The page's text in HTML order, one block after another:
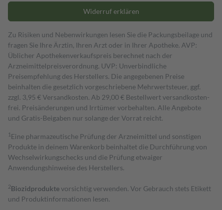
Widerruf erklären
Zu Risiken und Nebenwirkungen lesen Sie die Packungsbeilage und
fragen Sie Ihre Ärztin, Ihren Arzt oder in Ihrer Apotheke. AVP:
Üblicher Apothekenverkaufspreis berechnet nach der
Arzneimittelpreisverordnung. UVP: Unverbindliche
Preisempfehlung des Herstellers. Die angegebenen Preise
beinhalten die gesetzlich vorgeschriebene Mehrwertsteuer, ggf.
zzgl. 3,95 € Versandkosten. Ab 29,00 € Bestell­wert versand­kosten­
frei. Preisänderungen und Irrtümer vorbehalten. Alle Angebote
und Gratis-Beigaben nur solange der Vorrat reicht.
1 Eine pharmazeutische Prüfung der Arzneimittel und sonstigen
Produkte in deinem Warenkorb beinhaltet die Durchführung von
Wechselwirkungschecks und die Prüfung etwaiger
Anwendungshinweise des Herstellers.
2Biozidproduktevorsichtig verwenden. Vor Gebrauch stets Etikett
und Produktinformationen lesen.